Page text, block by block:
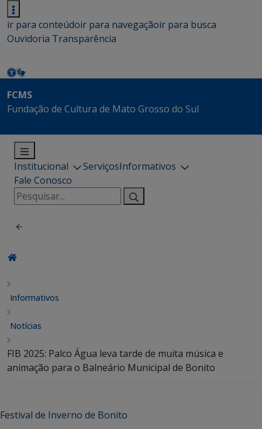
ir para conteúdoir para navegaçãoir para busca
Ouvidoria Transparência
FCMS
Fundação de Cultura de Mato Grosso do Sul
Institucional ServiçosInformativos
Fale Conosco
Pesquisar
por:
Informativos
Notícias
FIB 2025: Palco Água leva tarde de muita música e
animação para o Balneário Municipal de Bonito
Festival de Inverno de Bonito